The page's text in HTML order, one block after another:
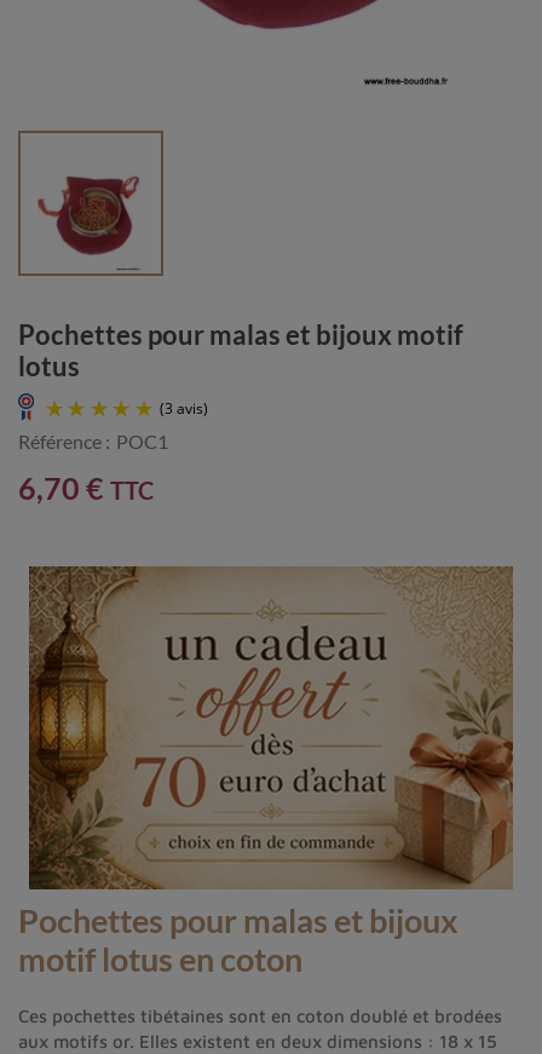
Pochettes pour malas et bijoux motif
lotus
(3 avis)
Référence : POC1
6,70 € TTC
Pochettes pour malas et bijoux
motif lotus en coton
Ces pochettes tibétaines sont en coton doublé et brodées
aux motifs or. Elles existent en deux dimensions : 18 x 15